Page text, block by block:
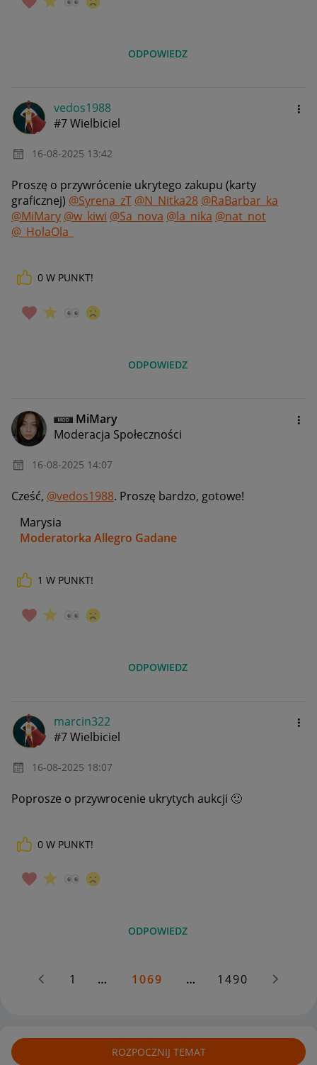
ODPOWIEDZ
vedos1988
#7 Wielbiciel
‎16-08-2025 13:42
Proszę o przywrócenie ukrytego zakupu (karty
graficznej) @Syrena_zT @N_Nitka28 @RaBarbar_ka
@MiMary @w_kiwi @Sa_nova @la_nika @nat_not
@_HolaOla_
0 W PUNKT!
ODPOWIEDZ
MiMary
Moderacja Społeczności
‎16-08-2025 14:07
Cześć, @vedos1988. Proszę bardzo, gotowe!
Marysia
Moderatorka Allegro Gadane
1 W PUNKT!
ODPOWIEDZ
marcin322
#7 Wielbiciel
‎16-08-2025 18:07
Poprosze o przywrocenie ukrytych aukcji 🙂
0 W PUNKT!
ODPOWIEDZ
1 … 1069 … 1490
ROZPOCZNIJ TEMAT